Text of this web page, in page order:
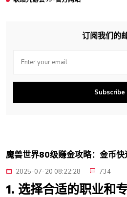
订阅我们的
Subscribe
魔兽世界80级赚金攻略：金币快
2025-07-20 08:22:28 734
1. 选择合适的职业和